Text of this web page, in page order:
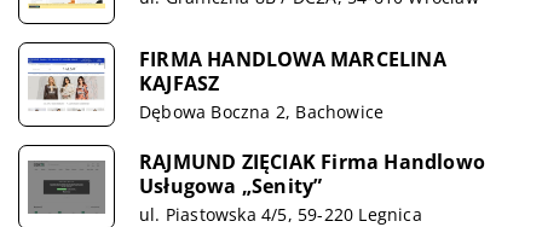
FIRMA HANDLOWA MARCELINA
KAJFASZ
Dębowa Boczna 2, Bachowice
RAJMUND ZIĘCIAK Firma Handlowo
Usługowa „Senity”
ul. Piastowska 4/5, 59-220 Legnica